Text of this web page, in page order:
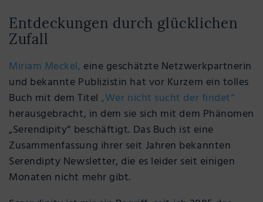
Entdeckungen durch glücklichen
Zufall
Miriam Meckel, eine geschätzte Netzwerkpartnerin
und bekannte Publizistin hat vor Kurzem ein tolles
Buch mit dem Titel„Wer nicht sucht der findet“
herausgebracht, in dem sie sich mit dem Phänomen
„Serendipity“ beschäftigt. Das Buch ist eine
Zusammenfassung ihrer seit Jahren bekannten
Serendipty Newsletter, die es leider seit einigen
Monaten nicht mehr gibt.